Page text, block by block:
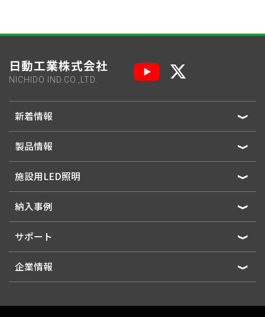
日動工業株式会社
NICHIDO IND.CO.,LTD.
新着情報
製品情報
施設用LED照明
納入事例
サポート
企業情報